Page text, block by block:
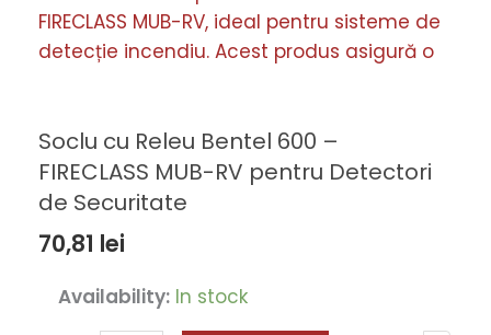
Soclu cu Releu Bentel 600 –
FIRECLASS MUB-RV pentru Detectori
de Securitate
70,81 lei
Availability: In stock
cu